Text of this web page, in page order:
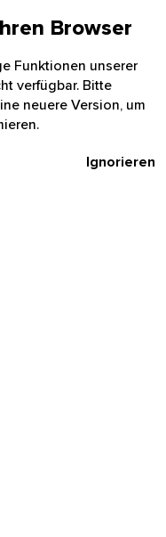
Browser
Funktionen unserer
verfügbar. Bitte
neuere Version, um
Ignorieren